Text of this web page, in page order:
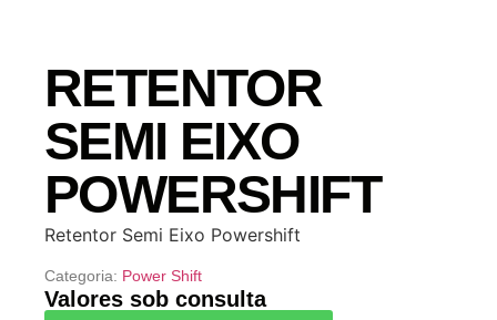
RETENTOR
SEMI EIXO
POWERSHIFT
Retentor Semi Eixo Powershift
Categoria: Power Shift
Valores sob consulta